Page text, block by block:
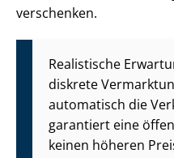
verschenken.
Realistische
diskrete
automatisch die
garantiert eine
keinen höheren